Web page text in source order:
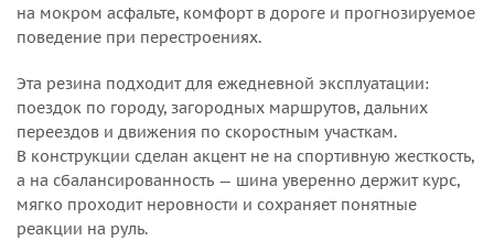
на мокром асфальте, комфорт в дороге и прогнозируемое
поведение при перестроениях.
Эта резина подходит для ежедневной эксплуатации:
поездок по городу, загородных маршрутов, дальних
переездов и движения по скоростным участкам.
В конструкции сделан акцент не на спортивную жесткость,
а на сбалансированность — шина уверенно держит курс,
мягко проходит неровности и сохраняет понятные
реакции на руль.